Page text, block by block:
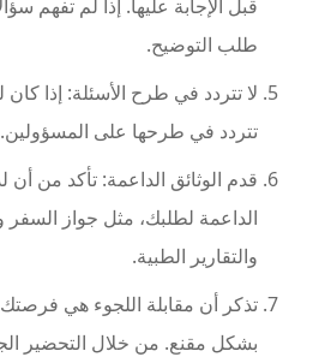
قبل الإجابة عليها. إذا لم تفهم
طلب التوضيح.
لا تتردد في طرح الأسئلة: إذا كان
تتردد في طرحها على المسؤولين.
قدم الوثائق الداعمة: تأكد من أن
الداعمة لطلبك، مثل جواز السفر
والتقارير الطبية.
تذكر أن مقابلة اللجوء هي
بشكل مقنع. من خلال التحضير